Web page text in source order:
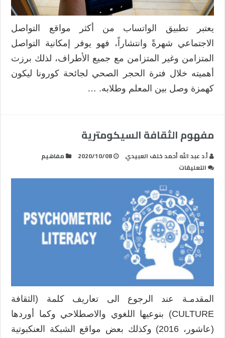
يعتبر تطبيق الواتساب من أكثر مواقع التواصل
الاجتماعي شهرةً وانتشاراً، فهو يوفر إمكانية التواصل
المتزامن وغير المتزامن مع جميع الأطراف، لذلك برزت
أهميته خلال فترة الحجر الصحي لجائحة كورونا ليكون
كهمزة وصل بين المعلم وطلابه. …
مفهوم الثقافة السيكومترية
أ.د عبد الله أحمد خلف العبيدي 2020/10/08
مفاهيم
التعليقات
مفهوم الثقافة
السيكومترية
مغلقة
المقدمـة عند الرجوع الى تعاريف كلمة (الثقافة
CULTURE) بنوعيها اللغوي والاصطلاحي وكما أوردها
(عاشور، 2016) وكذلك بعض مواقع الشبكة العنكبوتية